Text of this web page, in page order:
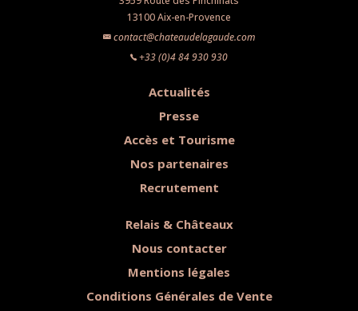
13100 Aix-en-Provence
contact@chateaudelagaude.com
+33 (0)4 84 930 930
Actualités
Presse
Accès et Tourisme
Nos partenaires
Recrutement
Relais & Châteaux
Nous contacter
Mentions légales
Conditions Générales de Vente